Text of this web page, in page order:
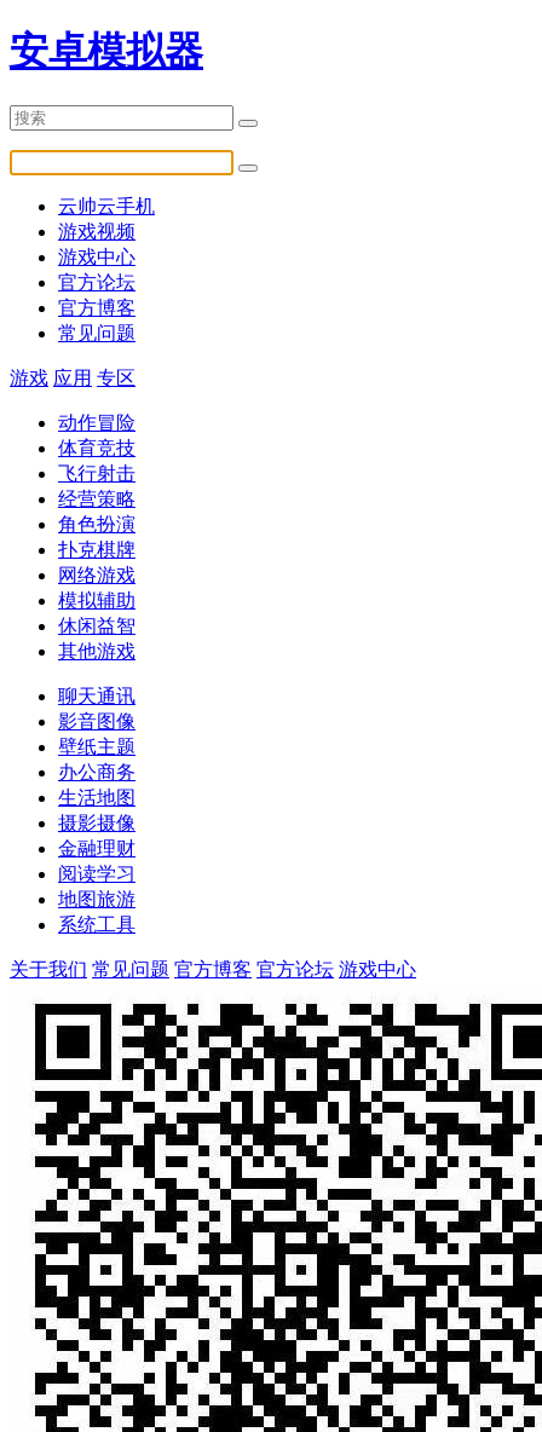
安卓模拟器
云帅云手机
游戏视频
游戏中心
官方论坛
官方博客
常见问题
游戏 应用 专区
动作冒险
体育竞技
飞行射击
经营策略
角色扮演
扑克棋牌
网络游戏
模拟辅助
休闲益智
其他游戏
聊天通讯
影音图像
壁纸主题
办公商务
生活地图
摄影摄像
金融理财
阅读学习
地图旅游
系统工具
关于我们 常见问题 官方博客 官方论坛 游戏中心